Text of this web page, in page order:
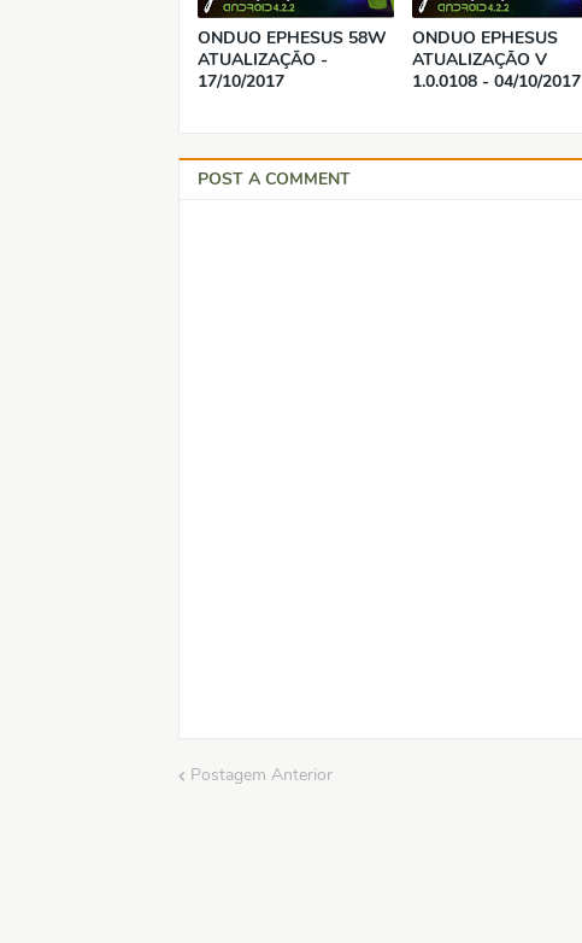
ONDUO EPHESUS 58W
ATUALIZAÇÃO -
17/10/2017
ONDUO EPHESUS
ATUALIZAÇÃO V
1.0.0108 - 04/10/2017
POST A COMMENT
Postagem Anterior